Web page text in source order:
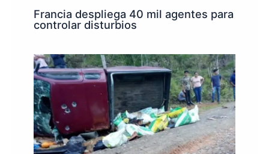
Francia despliega 40 mil agentes para
controlar disturbios